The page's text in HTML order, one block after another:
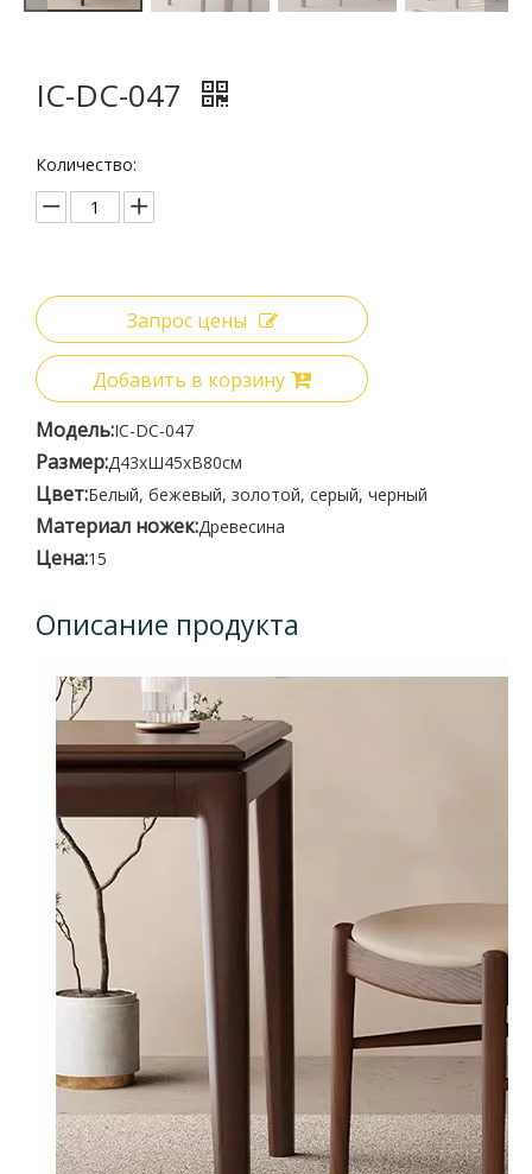
IC-DC-047
Количество:
Запрос цены
Добавить в корзину
Модель:IC-DC-047
Размер:Д43xШ45xВ80см
Цвет:Белый, бежевый, золотой, серый, черный
Материал ножек:Древесина
Цена:15
Описание продукта